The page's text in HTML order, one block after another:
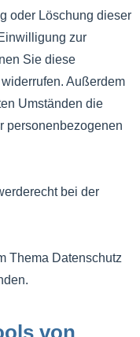
oder Löschung dieser
zur
Sie diese
Außerdem
Umständen die
personenbezogenen
bei der
Thema Datenschutz
von